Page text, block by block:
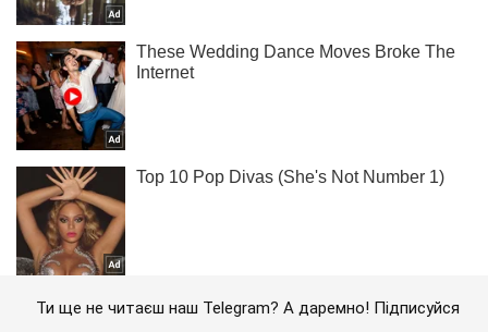
Ти ще не читаєш наш Telegram? А даремно! Підписуйся